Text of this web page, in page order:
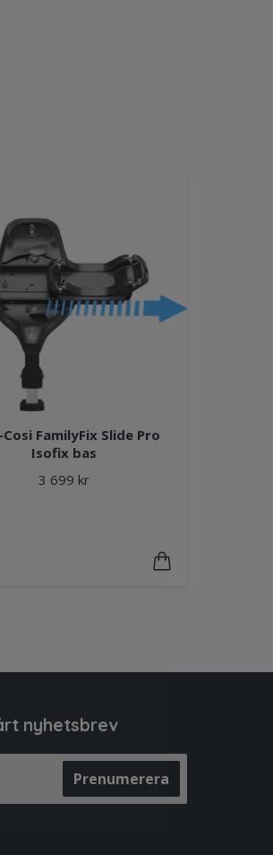
FamilyFix Slide Pro
Isofix bas
3 699 kr
nyhetsbrev
Prenumerera